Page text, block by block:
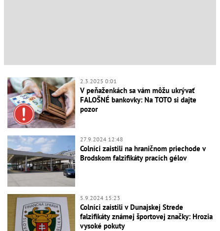
2.3.2025 0:01
V peňaženkách sa vám môžu ukrývať
FALOŠNÉ bankovky: Na TOTO si dajte
pozor
27.9.2024 12:48
Colníci zaistili na hraničnom priechode v
Brodskom falzifikáty pracích gélov
5.9.2024 15:23
Colníci zaistili v Dunajskej Strede
falzifikáty známej športovej značky: Hrozia
vysoké pokuty